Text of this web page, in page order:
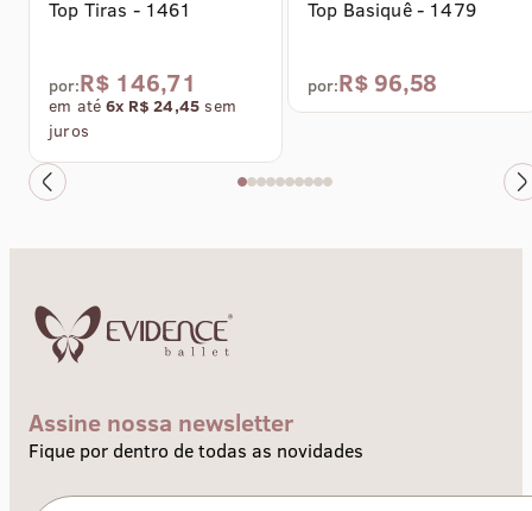
Top Tiras - 1461
por:R$ 146,71
em até6x R$ 24,45 sem
juros
Coleção Self
Top Basiquê - 1479
por:R$ 96,58
Assine nossa newsletter
Fique por dentro de todas as novidades